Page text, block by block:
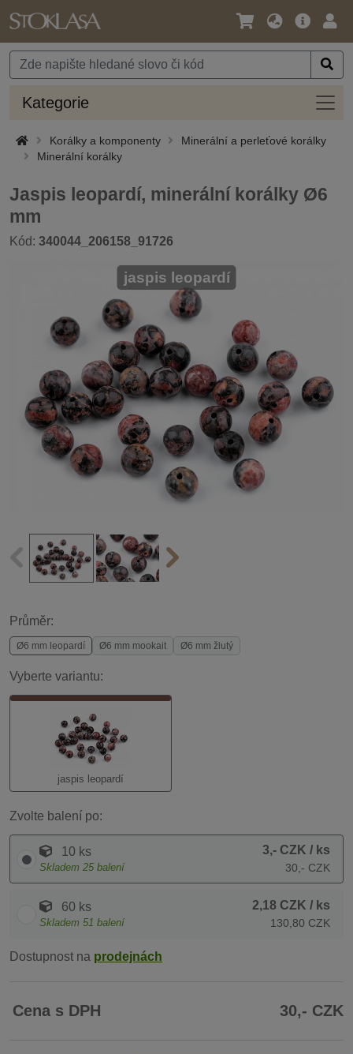
Jazyk
Měna
Hlavní
Kategorie
Korálky a komponenty
Minerální a perleťové korálky
Minerální korálky
Jaspis leopardí, minerální korálky Ø6
mm
Kód: 340044_206158_91726
jaspis leopardí
Průměr:
Ø6 mm leopardí Ø6 mm mookait Ø6 mm žlutý
Vyberte variantu:
jaspis leopardí
Zvolte balení po:
10 ks
Skladem 25 balení
3,- CZK / ks
30,- CZK
60 ks
Skladem 51 balení
2,18 CZK / ks
130,80 CZK
Dostupnost na prodejnách
Cena s DPH 30,- CZK